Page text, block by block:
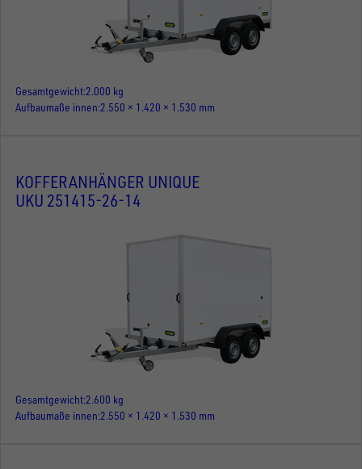
Gesamtgewicht 2.000 kg
Aufbaumaße innen 2.550 × 1.420 × 1.530 mm
KOFFERANHÄNGER UNIQUE
UKU 251415-26-14
Gesamtgewicht 2.600 kg
Aufbaumaße innen 2.550 × 1.420 × 1.530 mm